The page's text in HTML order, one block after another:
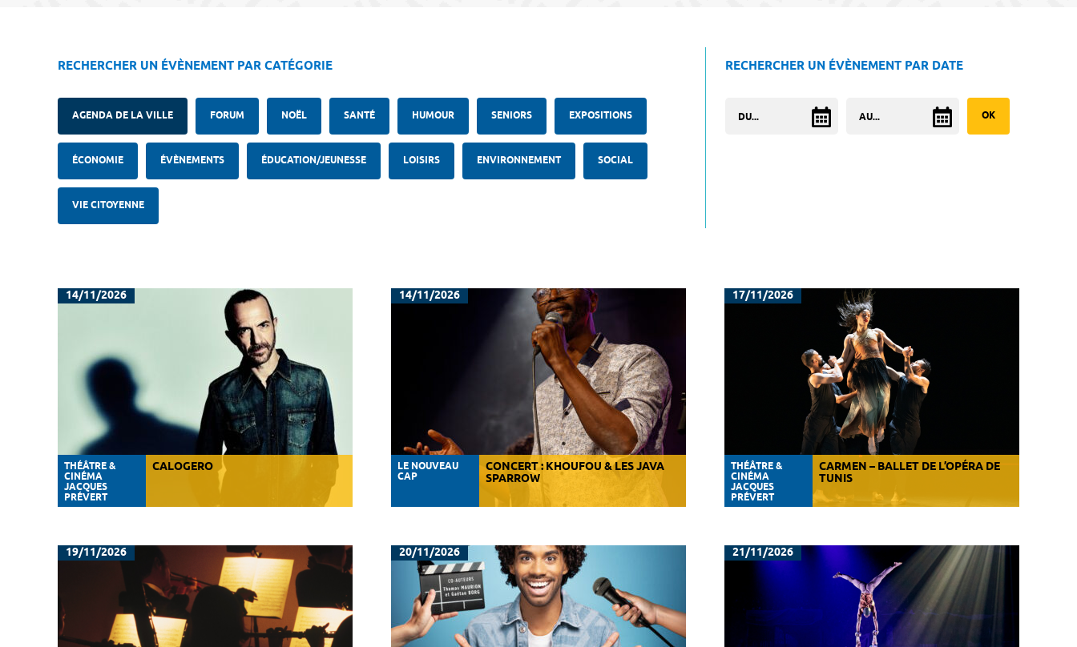
RECHERCHER UN ÉVÈNEMENT PAR CATÉGORIE
AGENDA DE LA VILLE FORUM NOËL SANTÉ HUMOUR SENIORS EXPOSITIONS
ÉCONOMIE ÉVÈNEMENTS ÉDUCATION/JEUNESSE LOISIRS ENVIRONNEMENT SOCIAL
VIE CITOYENNE
RECHERCHER UN ÉVÈNEMENT PAR DATE
14/11/2026
THÉÂTRE &
CINÉMA
JACQUES
PRÉVERT
CALOGERO
14/11/2026
LE NOUVEAU
CAP
CONCERT : KHOUFOU & LES JAVA
SPARROW
17/11/2026
THÉÂTRE &
CINÉMA
JACQUES
PRÉVERT
CARMEN – BALLET DE L’OPÉRA DE
TUNIS
19/11/2026 20/11/2026 21/11/2026